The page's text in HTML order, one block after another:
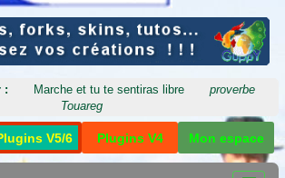
: Marche et tu te sentiras libre
proverbe
Touareg
V5/6 Plugins V4 Mon espace